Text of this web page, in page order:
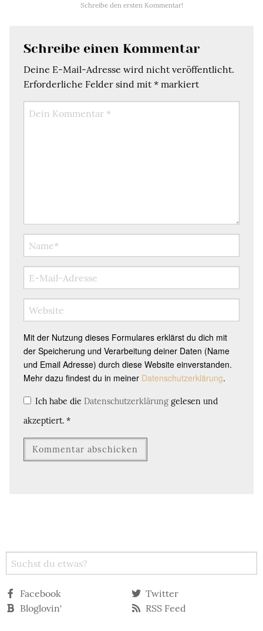
Schreibe den ersten Kommentar!
Schreibe einen Kommentar
Deine E-Mail-Adresse wird nicht veröffentlicht.
Erforderliche Felder sind mit * markiert
Mit der Nutzung dieses Formulares erklärst du dich mit
der Speicherung und Verarbeitung deiner Daten (Name
und Email Adresse) durch diese Website einverstanden.
Mehr dazu findest du in meiner Datenschutzerklärung.
Ich habe die Datenschutzerklärung gelesen und
akzeptiert. *
Facebook
Twitter
Bloglovin‘
RSS Feed